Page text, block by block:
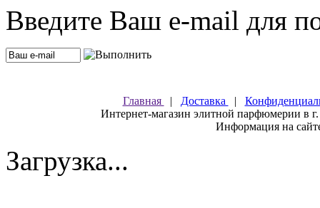
Введите Ваш e-mail для
Главная | Доставка |
Интернет-магазин элитной парфюмерии в
Информация на
Загрузка...